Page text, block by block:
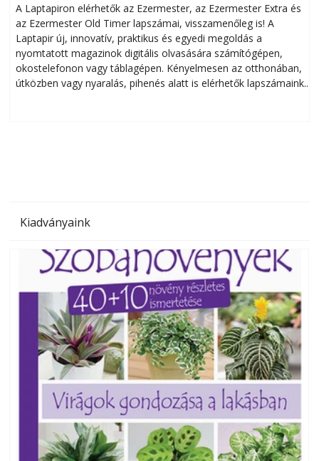
A Laptapiron elérhetők az Ezermester, az Ezermester Extra és
az Ezermester Old Timer lapszámai, visszamenőleg is! A
Laptapir új, innovatív, praktikus és egyedi megoldás a
nyomtatott magazinok digitális olvasására számítógépen,
okostelefonon vagy táblagépen. Kényelmesen az otthonában,
útközben vagy nyaralás, pihenés alatt is elérhetők lapszámaink.
Kiadványaink